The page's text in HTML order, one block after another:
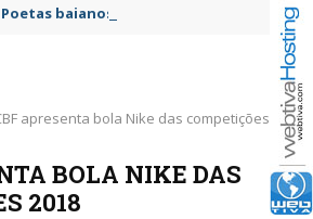
Poetas baianos representam o Brasil no
apresenta bola Nike das competições
BOLA NIKE DAS
2018